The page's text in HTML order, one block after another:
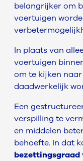
belangrijker om
voertuigen
In plaats van
voertuigen
om te kijken
daadwerkelijk
Een
verspilling te
en middelen
behoefte. In dat
bezettingsgraad